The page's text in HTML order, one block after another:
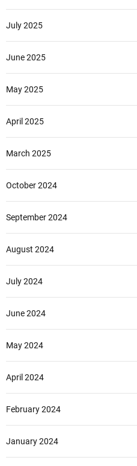
July 2025
June 2025
May 2025
April 2025
March 2025
October 2024
September 2024
August 2024
July 2024
June 2024
May 2024
April 2024
February 2024
January 2024